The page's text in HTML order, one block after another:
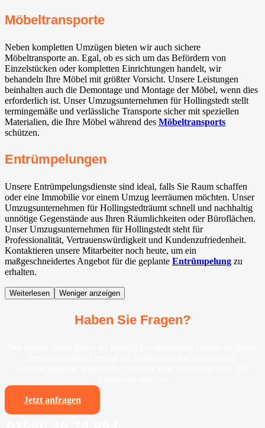
Möbeltransporte
Neben kompletten Umzügen bieten wir auch sichere
Möbeltransporte an. Egal, ob es sich um das Befördern von
Einzelstücken oder kompletten Einrichtungen handelt, wir
behandeln Ihre Möbel mit größter Vorsicht. Unsere Leistungen
beinhalten auch die Demontage und Montage der Möbel, wenn dies
erforderlich ist. Unser Umzugsunternehmen für Hollingstedt stellt
termingemäße und verlässliche Transporte sicher mit speziellen
Materialien, die Ihre Möbel während des Möbeltransports
schützen.
Entrümpelungen
Unsere Entrümpelungsdienste sind ideal, falls Sie Raum schaffen
oder eine Immobilie vor einem Umzug leerräumen möchten. Unser
Umzugsunternehmen für Hollingstedträumt schnell und nachhaltig
unnötige Gegenstände aus Ihren Räumlichkeiten oder Büroflächen.
Unser Umzugsunternehmen für Hollingstedt steht für
Professionalität, Vertrauenswürdigkeit und Kundenzufriedenheit.
Kontaktieren unsere Mitarbeiter noch heute, um ein
maßgeschneidertes Angebot für die geplante Entrümpelung zu
erhalten.
Weiterlesen Weniger anzeigen
Haben Sie Fragen?
Jetzt anfragen